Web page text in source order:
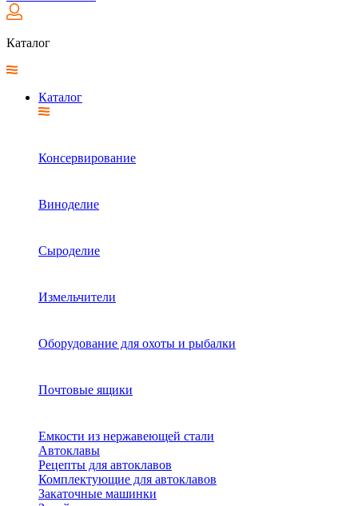
Каталог
Каталог
Консервирование
Виноделие
Сыроделие
Измельчители
Оборудование для охоты и рыбалки
Почтовые ящики
Емкости из нержавеющей стали
Автоклавы
Рецепты для автоклавов
Комплектующие для автоклавов
Закаточные машинки